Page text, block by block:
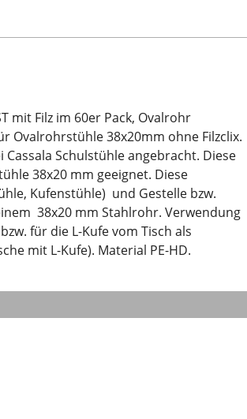
mit Filz im 60er Pack, Ovalrohr
Ovalrohrstühle 38x20mm ohne Filzclix.
Schulstühle angebracht. Diese
38x20 mm geeignet. Diese
Kufenstühle) und Gestelle bzw.
38x20 mm Stahlrohr. Verwendung
für die L-Kufe vom Tisch als
mit L-Kufe). Material PE-HD.